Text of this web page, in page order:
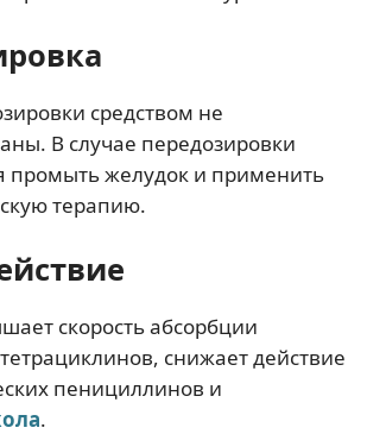
средством не
В случае передозировки
промыть желудок и применить
терапию.
скорость абсорбции
снижает действие
пенициллинов и
.